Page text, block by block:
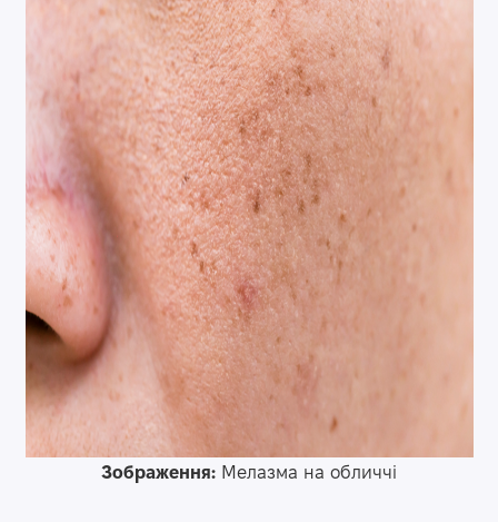
Зображення: Мелазма на обличчі